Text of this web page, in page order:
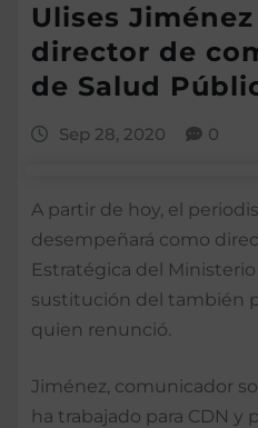
Ulises
director de
de Salud
Sep 28, 2020 0
A partir de hoy, el
desempeñará como
Estratégica del
sustitución del también
quien renunció.
Jiménez, comunicador
ha trabajado para CDN y